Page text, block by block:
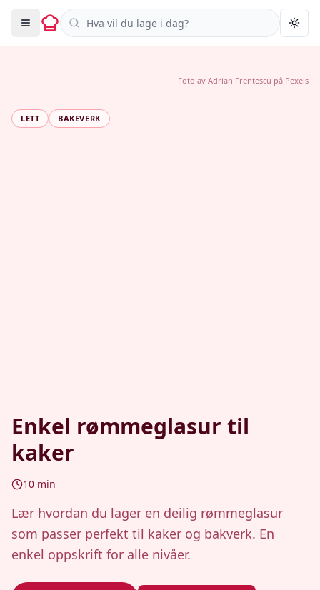
Søk i oppskrifter
LETT BAKEVERK
Enkel rømmeglasur til
kaker
10 min
Lær hvordan du lager en deilig rømmeglasur
som passer perfekt til kaker og bakverk. En
enkel oppskrift for alle nivåer.
Foto av Adrian Frentescu på Pexels